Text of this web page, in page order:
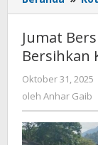
Jumat
Bersihkan
Oktober 31, 2025
oleh Anhar Gaib